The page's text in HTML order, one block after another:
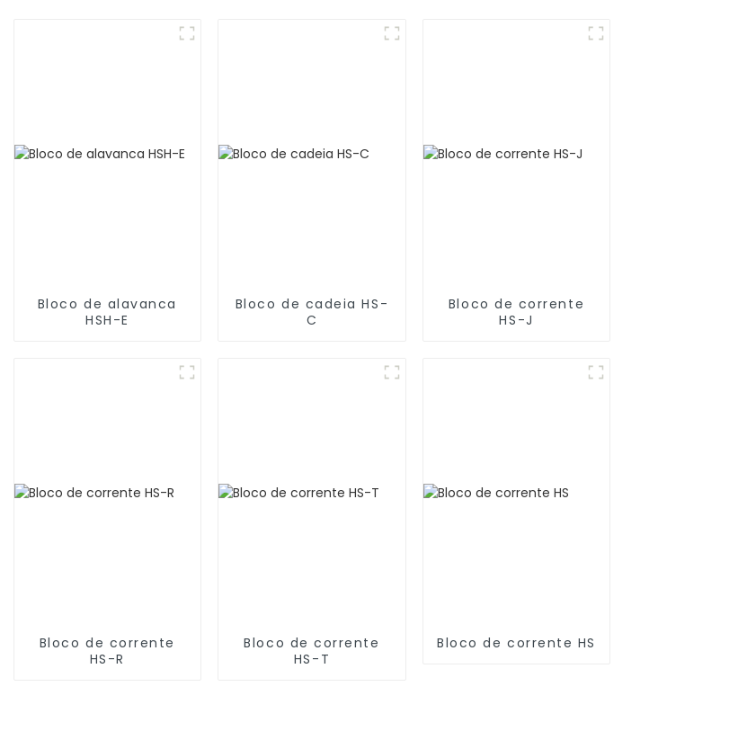
Bloco de alavanca
HSH-E
Bloco de cadeia HS-
C
Bloco de corrente
HS-J
Bloco de corrente
HS-R
Bloco de corrente
HS-T
Bloco de corrente HS